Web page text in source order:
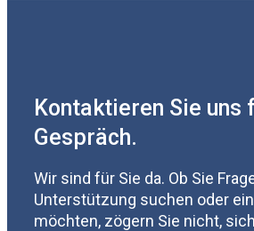
Kontaktieren Sie uns
Gespräch.
Wir sind für Sie da. Ob Sie
Unterstützung suchen oder
möchten, zögern Sie nicht,